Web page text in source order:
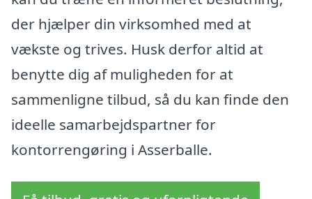
der hjælper din virksomhed med at
vækste og trives. Husk derfor altid at
benytte dig af muligheden for at
sammenligne tilbud, så du kan finde den
ideelle samarbejdspartner for
kontorrengøring i Asserballe.